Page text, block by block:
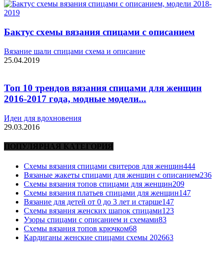
Бактус схемы вязания спицами с описанием
Вязание шали спицами схема и описание
25.04.2019
Топ 10 трендов вязания спицами для женщин
2016-2017 года, модные модели...
Идеи для вдохновения
29.03.2016
ПОПУЛЯРНАЯ КАТЕГОРИЯ
Схемы вязания спицами свитеров для женщин444
Вязаные жакеты спицами для женщин с описанием236
Схемы вязания топов спицами для женщин209
Схемы вязания платьев спицами для женщин147
Вязание для детей от 0 до 3 лет и старше147
Схемы вязания женских шапок спицами123
Узоры спицами с описанием и схемами83
Схемы вязания топов крючком68
Кардиганы женские спицами схемы 202663